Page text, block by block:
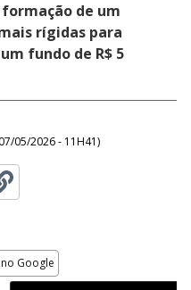
de um
rígidas para
fundo de R$ 5
07/05/2026 - 11H41)
Google